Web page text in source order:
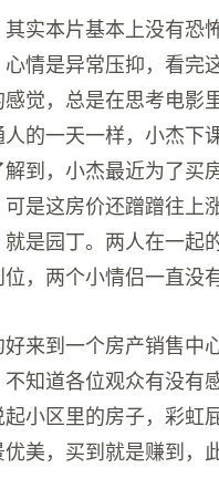
实本片基本上没有恐
情是异常压抑，看完
觉，总是在思考电影
的一天一样，小杰下
到，小杰最近为了买
是这房价还蹭蹭往上
是园丁。两人在一起
，两个小情侣一直没
来到一个房产销售中
知道各位观众有没有
小区里的房子，彩虹
美，买到就是赚到，